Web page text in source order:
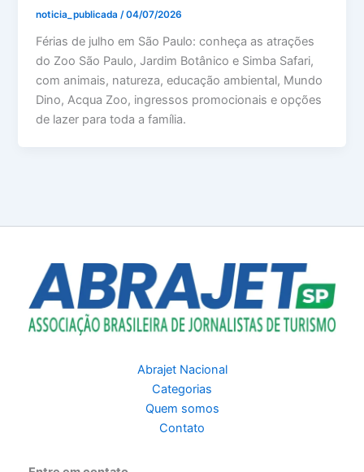
noticia_publicada/04/07/2026
Férias de julho em São Paulo: conheça as atrações
do Zoo São Paulo, Jardim Botânico e Simba Safari,
com animais, natureza, educação ambiental, Mundo
Dino, Acqua Zoo, ingressos promocionais e opções
de lazer para toda a família.
Abrajet Nacional
Categorias
Quem somos
Contato